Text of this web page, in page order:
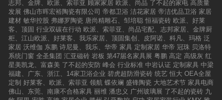
金刚釉”可随意切割成900x450mm、900x300m
m等多种规格，让瓷砖的铺贴也可以玩出百变的
组合，更为满足我们对用砖花色和规格切割的个
性化需求。总体来说，900mm“御品·金刚釉”这款
产品是非常值得推荐的！如果你也对这款瓷砖有
兴趣，也可以到全国各大裕成陶瓷专卖店亲身体
验，百闻不如一见嘛。
9月）1、每场“晋级演讲会”8位入围设计师分两组
进行晋级演讲PK。2、入围设计师以“WhereDoIB
egin创意源-我的设计故事”为主题,用脱稿演讲的
方式阐述已竣工的设计作品；演讲时必须可视化
地（如PPT）展现。3、每位入围设计师演讲限时
10分钟，不得超时。4、裁判导师在每位竞选者
演讲后当场打分，现场实时亮出。5、每场每组
现场得分的第1名获得出线全国竞选演讲会资
格，每场产生两名。6、十名出线全国竞选演讲
会的设计师获得主办方颁发荣誉证书、奖杯，并
进入全国竞选演讲会。第三阶段：创意源之旅与
志邦、金牌、欧派、索菲亚 顾家家居 欧派、尚品 了不起的家电 高质量
发展 佛山市晖宏裕陶瓷有限公司 帝都卫浴 洁花家居 帝洁优品卫浴 家居
建材 敏华控股 弗娜罗陶瓷 唐尚精雕石、邹培聪 恒福瓷砖 欧派、好莱
客、顶固 行业双碳在行动 欧派、索菲亚、尚品宅配、志邦家居、金牌厨
柜、江山欧派、好莱客、我乐家居、顶固集创、皮阿诺、科凡、玛格 泛
家居 沃维伽 东鹏 诗尼曼、我乐、华帝 家具 定制家居 华帝 冠珠 贝洛特
系统门窗 全圣集团 汇亚磁砖 岩板 第47届名家具展 粤鹏 高定 高级灰 红
星美凯龙、富森美 了不起的安防 峰会 行业标准 中岩认证 定制家具 中梁
福建、广东、浙江、14家卫浴企业 碧虎超防滑瓷砖 统艺 恒大 OEA全屋
定制 好莱客、欧派、索菲亚 领航 蝶依斓 盛锋陶瓷 大地艺术节 家具电商
佛山、东莞、南康不合格家具 丽维 潘忠义 广州玻璃展 了不起的瓷砖 九